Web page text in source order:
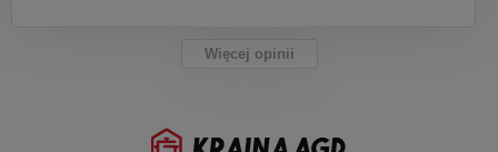
Więcej opinii